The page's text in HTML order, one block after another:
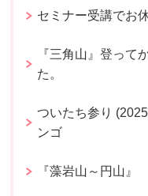
セミナー受講でお
『三角山』登って
た。
ついたち参り
ンゴ
『藻岩山～円山』